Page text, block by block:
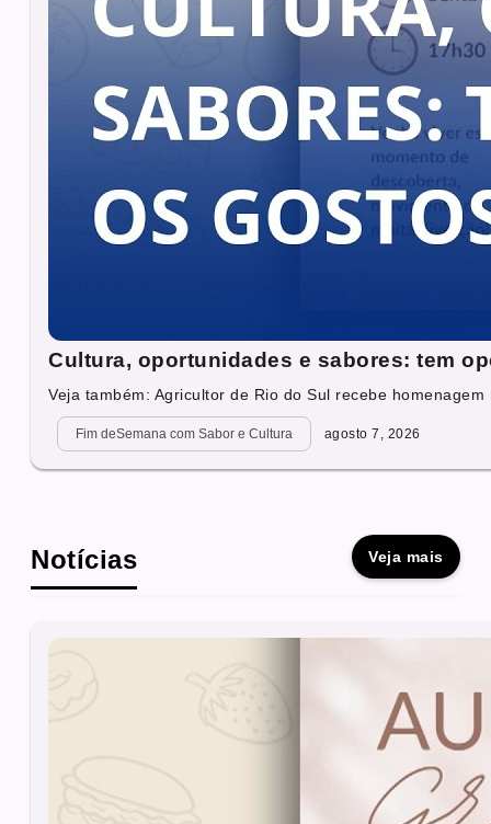
Cultura, oportunidades e sabores: tem
Veja também: Agricultor de Rio do Sul recebe homenagem
Fim deSemana com Sabor e Cultura agosto 7, 2026
Notícias Veja mais